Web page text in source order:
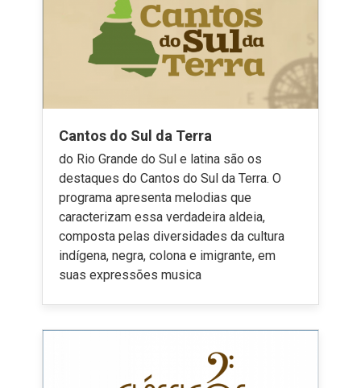
Cantos do Sul da Terra
do Rio Grande do Sul e latina são os
destaques do Cantos do Sul da Terra. O
programa apresenta melodias que
caracterizam essa verdadeira aldeia,
composta pelas diversidades da cultura
indígena, negra, colona e imigrante, em
suas expressões musica